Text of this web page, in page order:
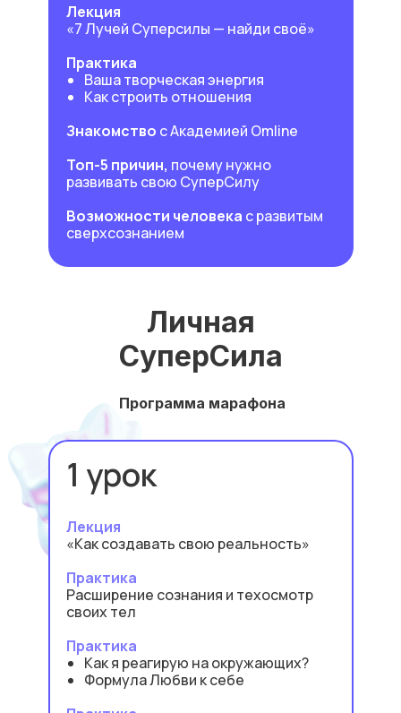
Лекция
«7 Лучей Суперсилы — найди своё»
Практика
Ваша творческая энергия
Как строить отношения
Знакомство с Академией Omline
Топ-5 причин, почему нужно
развивать свою СуперСилу
Возможности человека с развитым
сверхсознанием
Личная
СуперСила
Программа марафона
1 урок
Лекция
«Как создавать свою реальность»
Практика
Расширение сознания и техосмотр
своих тел
Практика
Как я реагирую на окружающих?
Формула Любви к себе